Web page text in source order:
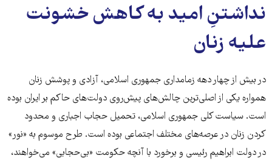
نداشتنِ امید به کاهش خشونت
علیه زنان
در بیش از چهار دهه زمامداری جمهوری اسلامی، آزادی و پوشش زنان
همواره یکی از اصلی‌ترین چالش‌های پیش‌روی دولت‌های حاکم بر ایران بوده
است. سیاست کلی جمهوری اسلامی، تحمیل حجاب اجباری و محدود
کردن زنان در عرصه‌های مختلف اجتماعی بوده است. طرح موسوم به «نور»
در دولت ابراهیم رئیسی و برخورد با آنچه حکومت «بی‌حجابی» می‌خواهند،